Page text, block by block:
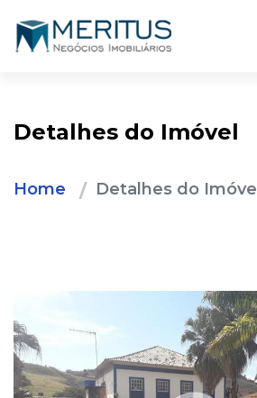
Detalhes do Imóvel
Home Detalhes do Imóvel